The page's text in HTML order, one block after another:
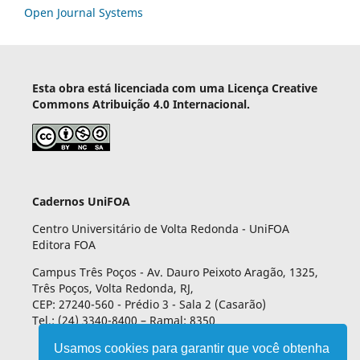
Usamos cookies para garantir que você obtenha
Open Journal Systems
Esta obra está licenciada com uma Licença Creative
Commons Atribuição 4.0 Internacional.
Cadernos UniFOA
Centro Universitário de Volta Redonda - UniFOA
Editora FOA
Campus Três Poços - Av. Dauro Peixoto Aragão, 1325,
Três Poços, Volta Redonda, RJ,
CEP: 27240-560 - Prédio 3 - Sala 2 (Casarão)
Tel.: (24) 3340-8400 – Ramal: 8350